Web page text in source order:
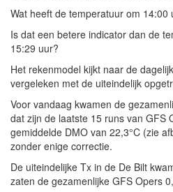
Wat heeft de temperatuur om 14:00
Is dat een betere indicator dan de
15:29 uur?
Het rekenmodel kijkt naar de
vergeleken met de uiteindelijk
Voor vandaag kwamen de
dat zijn de laatste 15 runs van GFS
gemiddelde DMO van 22,3°C (zie
zonder enige correctie.
De uiteindelijke Tx in de De Bilt
zaten de gezamenlijke GFS Opers